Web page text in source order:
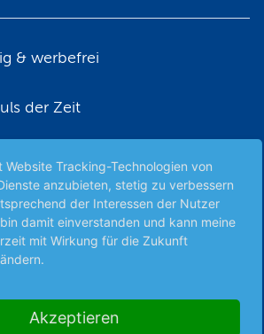
& werbefrei
der Zeit
Daten
Verschlüsselung
Website Tracking-Technologien von
anzubieten, stetig zu verbessern
der Interessen der Nutzer
damit einverstanden und kann meine
mit Wirkung für die Zukunft
Akzeptieren